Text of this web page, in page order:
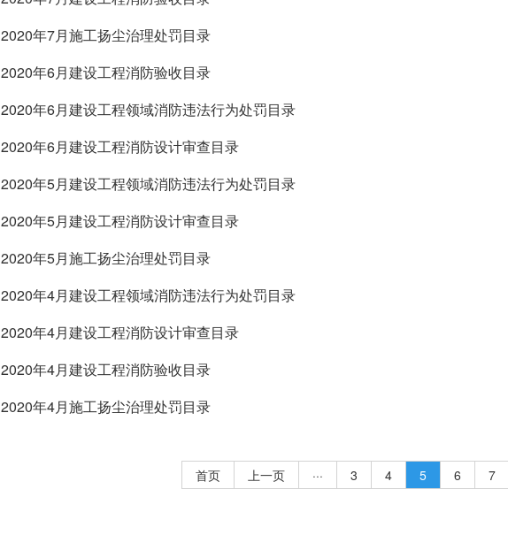
2020年7月施工扬尘治理处罚目录
2020年6月建设工程消防验收目录
2020年6月建设工程领域消防违法行为处罚目录
2020年6月建设工程消防设计审查目录
2020年5月建设工程领域消防违法行为处罚目录
2020年5月建设工程消防设计审查目录
2020年5月施工扬尘治理处罚目录
2020年4月建设工程领域消防违法行为处罚目录
2020年4月建设工程消防设计审查目录
2020年4月建设工程消防验收目录
2020年4月施工扬尘治理处罚目录
首页 上一页 ··· 3 4 5 6 7